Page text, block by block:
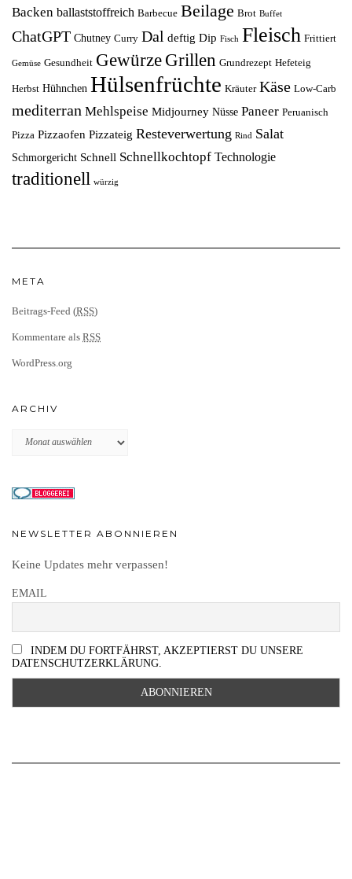
Backen ballaststoffreich Barbecue Beilage Brot Buffet
ChatGPT Chutney Curry Dal deftig Dip Fisch Fleisch Frittiert
Gemüse Gesundheit Gewürze Grillen Grundrezept Hefeteig
Herbst Hühnchen Hülsenfrüchte Kräuter Käse Low-Carb
mediterran Mehlspeise Midjourney Nüsse Paneer Peruanisch
Pizza Pizzaofen Pizzateig Resteverwertung Rind Salat
Schmorgericht Schnell Schnellkochtopf Technologie
traditionell würzig
META
Beitrags-Feed (RSS)
Kommentare als RSS
WordPress.org
ARCHIV
Archiv
NEWSLETTER ABONNIEREN
Keine Updates mehr verpassen!
EMAIL
INDEM DU FORTFÄHRST, AKZEPTIERST DU UNSERE
DATENSCHUTZERKLÄRUNG.